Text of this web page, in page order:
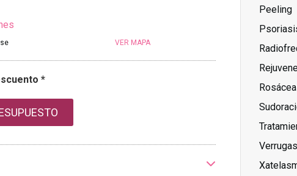
VER MAPA
*
Peeling
Verrugas